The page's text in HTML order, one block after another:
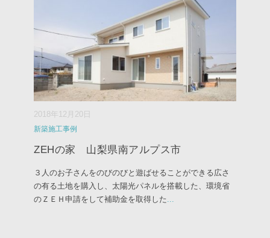
2018年12月20日
新築施工事例
ZEHの家 山梨県南アルプス市
３人のお子さんをのびのびと遊ばせることができる広さ
の有る土地を購入し、太陽光パネルを搭載した、環境省
のＺＥＨ申請をして補助金を取得した...